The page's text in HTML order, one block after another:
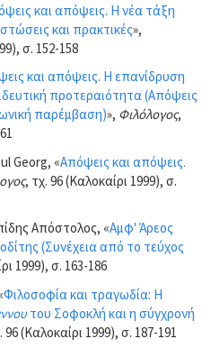
και απόψεις. Η νέα τάξη
και πρακτικές»,
σ. 152-158
και απόψεις. Η επανίδρυση
προτεραιότητα (Απόψεις
παρέμβαση)», Φιλόλογος,
Georg, «Απόψεις και απόψεις.
, τχ. 96 (Καλοκαίρι 1999), σ.
Απόστολος, «Αμφ' Άρεος
(Συνέχεια από το τεύχος
1999), σ. 163-186
Φιλοσοφία και τραγωδία: Η
του Σοφοκλή και η σύγχρονή
96 (Καλοκαίρι 1999), σ. 187-191